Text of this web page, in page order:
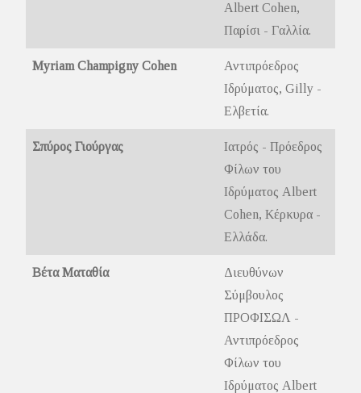
Albert Cohen,
Παρίσι - Γαλλία.
Myriam Champigny Cohen
Αντιπρόεδρος
Ιδρύματος, Gilly -
Ελβετία.
Σπύρος Γιούργας
Ιατρός - Πρόεδρος
Φίλων του
Ιδρύματος Albert
Cohen, Κέρκυρα -
Ελλάδα.
Βέτα Ματαθία
Διευθύνων
Σύμβουλος
ΠΡΟΦΙΣΩΛ -
Αντιπρόεδρος
Φίλων του
Ιδρύματος Albert